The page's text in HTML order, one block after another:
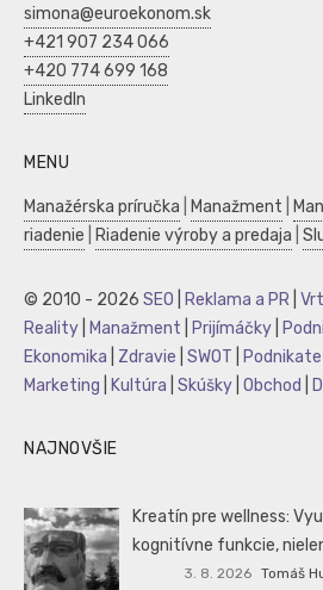
simona@euroekonom.sk
+421 907 234 066
+420 774 699 168
LinkedIn
MENU
Manažérska príručka Manažment
riadenie
Riadenie výroby a predaja
© 2010 - 2026 SEO Reklama a PR
Reality
Manažment Prijímáčky
Ekonomika
Zdravie SWOT
Marketing
Kultúra Skúšky Obchod
NAJNOVŠIE
Kreatín pre wellness:
kognitívne funkcie,
3. 8. 2026 Tomáš